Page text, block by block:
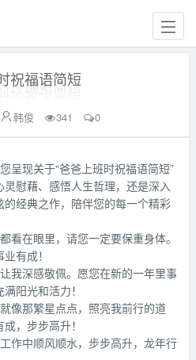
祝福语简短
韩俊 341 0
呈现关于“爸爸上班时祝福语简短”
慰藉、感悟人生哲理，还是深入
经典之作，陪伴您的每一个精彩
看在眼里，请您一定要保重身体。
有成！
我深感敬佩。愿您在新的一年里事
阳光和活力！
像那繁星点点，照亮我前行的道
，步步高升！
作中顺风顺水，步步高升，龙年行